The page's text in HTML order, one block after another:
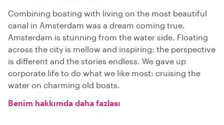
Combining boating with living on the most beautiful
canal in Amsterdam was a dream coming true.
Amsterdam is stunning from the water side. Floating
across the city is mellow and inspiring: the perspective
is different and the stories endless. We gave up
corporate life to do what we like most: cruising the
water on charming old boats.
Benim hakkımda daha fazlası